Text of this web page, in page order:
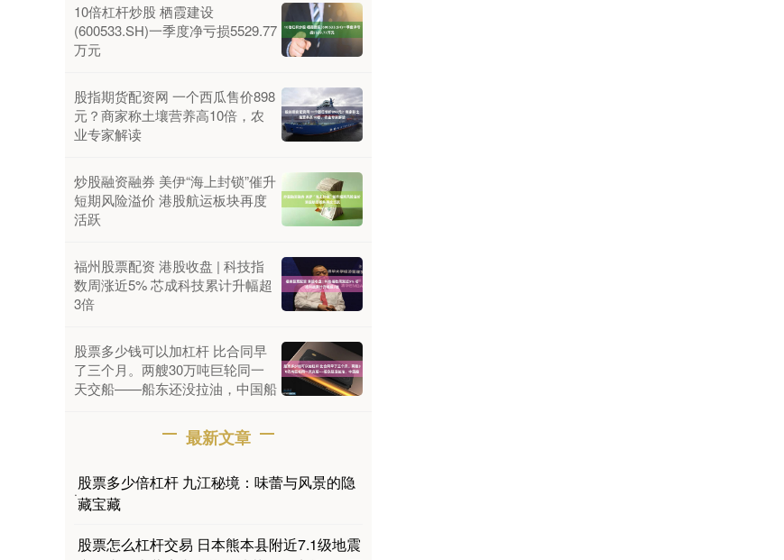
10倍杠杆炒股 栖霞建设
(600533.SH)一季度净亏损5529.77
万元
股指期货配资网 一个西瓜售价898
元？商家称土壤营养高10倍，农
业专家解读
炒股融资融券 美伊“海上封锁”催升
短期风险溢价 港股航运板块再度
活跃
福州股票配资 港股收盘 | 科技指
数周涨近5% 芯成科技累计升幅超
3倍
股票多少钱可以加杠杆 比合同早
了三个月。两艘30万吨巨轮同一
天交船——船东还没拉油，中国船
最新文章
·
股票多少倍杠杆 九江秘境：味蕾与风景的隐
藏宝藏
股票怎么杠杆交易 日本熊本县附近7.1级地震